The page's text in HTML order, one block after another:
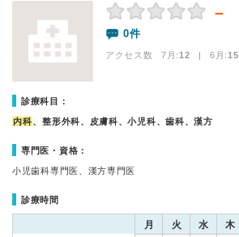
－
0件
アクセス数 7月:12 | 6月:15
診療科目：
内科、整形外科、皮膚科、小児科、歯科、漢方
専門医・資格：
小児歯科専門医、漢方専門医
診療時間
月 火 水 木